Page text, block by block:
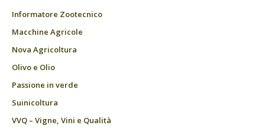
Informatore Zootecnico
Macchine Agricole
Nova Agricoltura
Olivo e Olio
Passione in verde
Suinicoltura
VVQ – Vigne, Vini e Qualità